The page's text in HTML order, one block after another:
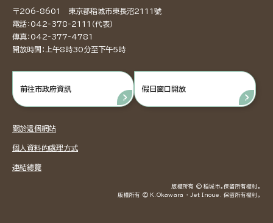
〒206-8601 東京都稻城市東長沼2111號
電話：042-378-2111（代表）
傳真：042-377-4781
開放時間：上午8時30分至下午5時
前往市政府資訊 假日窗口開放
關於這個網站
個人資料的處理方式
連結總覽
版權所有 © 稻城市。保留所有權利。
版權所有 © K.Okawara ・ Jet Inoue. 保留所有權利。